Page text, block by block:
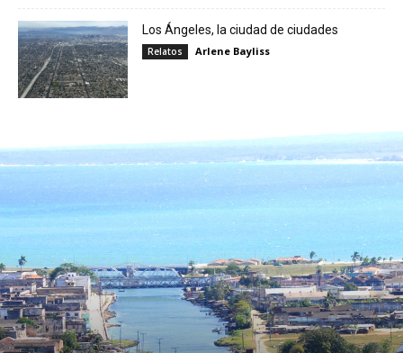
Los Ángeles, la ciudad de ciudades
Relatos Arlene Bayliss